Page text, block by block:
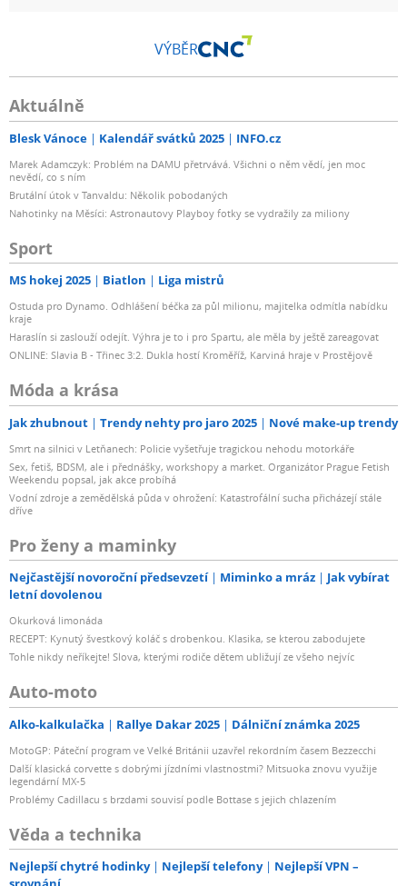
VÝBĚR
Aktuálně
Blesk Vánoce Kalendář svátků 2025 INFO.cz
Marek Adamczyk: Problém na DAMU přetrvává. Všichni o něm vědí, jen moc
nevědí, co s ním
Brutální útok v Tanvaldu: Několik pobodaných
Nahotinky na Měsíci: Astronautovy Playboy fotky se vydražily za miliony
Sport
MS hokej 2025 Biatlon Liga mistrů
Ostuda pro Dynamo. Odhlášení béčka za půl milionu, majitelka odmítla nabídku
kraje
Haraslín si zaslouží odejít. Výhra je to i pro Spartu, ale měla by ještě zareagovat
ONLINE: Slavia B - Třinec 3:2. Dukla hostí Kroměříž, Karviná hraje v Prostějově
Móda a krása
Jak zhubnout Trendy nehty pro jaro 2025 Nové make-up trendy
Smrt na silnici v Letňanech: Policie vyšetřuje tragickou nehodu motorkáře
Sex, fetiš, BDSM, ale i přednášky, workshopy a market. Organizátor Prague Fetish
Weekendu popsal, jak akce probíhá
Vodní zdroje a zemědělská půda v ohrožení: Katastrofální sucha přicházejí stále
dříve
Pro ženy a maminky
Nejčastější novoroční předsevzetí Miminko a mráz
Jak vybírat
letní dovolenou
Okurková limonáda
RECEPT: Kynutý švestkový koláč s drobenkou. Klasika, se kterou zabodujete
Tohle nikdy neříkejte! Slova, kterými rodiče dětem ubližují ze všeho nejvíc
Auto-moto
Alko-kalkulačka Rallye Dakar 2025 Dálniční známka 2025
MotoGP: Páteční program ve Velké Británii uzavřel rekordním časem Bezzecchi
Další klasická corvette s dobrými jízdními vlastnostmi? Mitsuoka znovu využije
legendární MX-5
Problémy Cadillacu s brzdami souvisí podle Bottase s jejich chlazením
Věda a technika
Nejlepší chytré hodinky Nejlepší telefony
Nejlepší VPN –